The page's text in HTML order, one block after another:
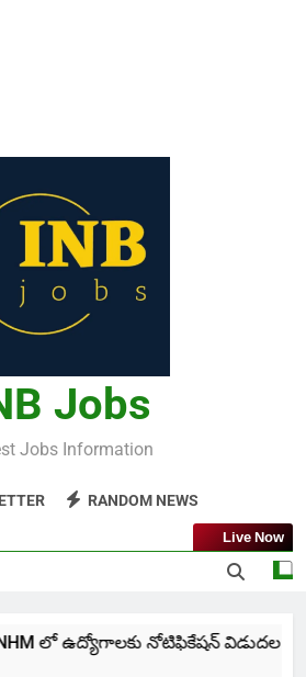
Jobs
Jobs Information
RANDOM NEWS
Live Now
లో ఉద్యోగాలకు నోటిఫికేషన్ విడుదల